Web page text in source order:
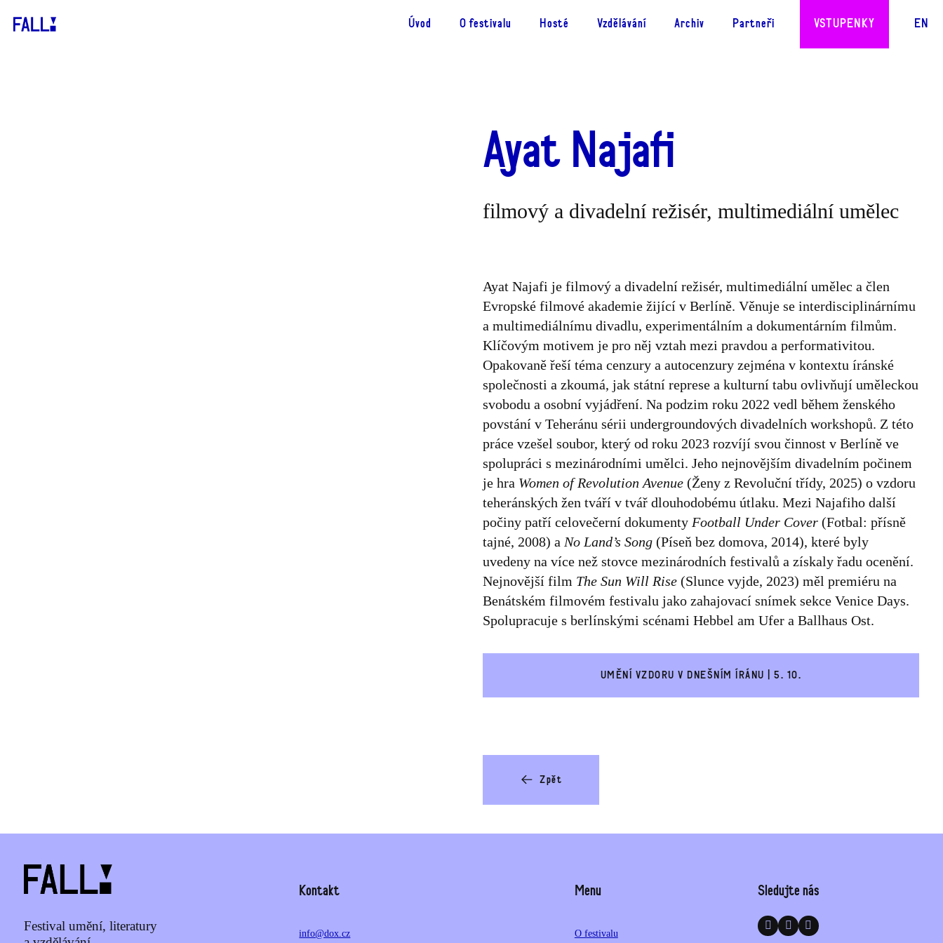
Úvod O festivalu Hosté Vzdělávání Archiv Partneři VSTUPENKY CS
EN
Ayat Najafi
filmový a divadelní režisér, multimediální umělec
Ayat Najafi je filmový a divadelní režisér, multimediální umělec a člen
Evropské filmové akademie žijící v Berlíně. Věnuje se interdisciplinárnímu
a multimediálnímu divadlu, experimentálním a dokumentárním filmům.
Klíčovým motivem je pro něj vztah mezi pravdou a performativitou.
Opakovaně řeší téma cenzury a autocenzury zejména v kontextu íránské
společnosti a zkoumá, jak státní represe a kulturní tabu ovlivňují uměleckou
svobodu a osobní vyjádření. Na podzim roku 2022 vedl během ženského
povstání v Teheránu sérii undergroundových divadelních workshopů. Z této
práce vzešel soubor, který od roku 2023 rozvíjí svou činnost v Berlíně ve
spolupráci s mezinárodními umělci. Jeho nejnovějším divadelním počinem
je hra Women of Revolution Avenue (Ženy z Revoluční třídy, 2025) o vzdoru
teheránských žen tváří v tvář dlouhodobému útlaku. Mezi Najafiho další
počiny patří celovečerní dokumenty Football Under Cover (Fotbal: přísně
tajné, 2008) a No Land’s Song (Píseň bez domova, 2014), které byly
uvedeny na více než stovce mezinárodních festivalů a získaly řadu ocenění.
Nejnovější film The Sun Will Rise (Slunce vyjde, 2023) měl premiéru na
Benátském filmovém festivalu jako zahajovací snímek sekce Venice Days.
Spolupracuje s berlínskými scénami Hebbel am Ufer a Ballhaus Ost.
UMĚNÍ VZDORU V DNEŠNÍM ÍRÁNU | 5. 10.
Zpět
Festival umění, literatury
Kontakt
info@dox.cz
Menu
O festivalu
Sledujte nás